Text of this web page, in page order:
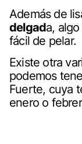
Además de
delgada,
fácil de pelar.
Existe otra
podemos
Fuerte, cuya
enero o